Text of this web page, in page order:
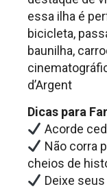
essa ilha é
bicicleta,
baunilha,
d’Argent
Dicas para
Acorde
Não corra
cheios de
Deixe